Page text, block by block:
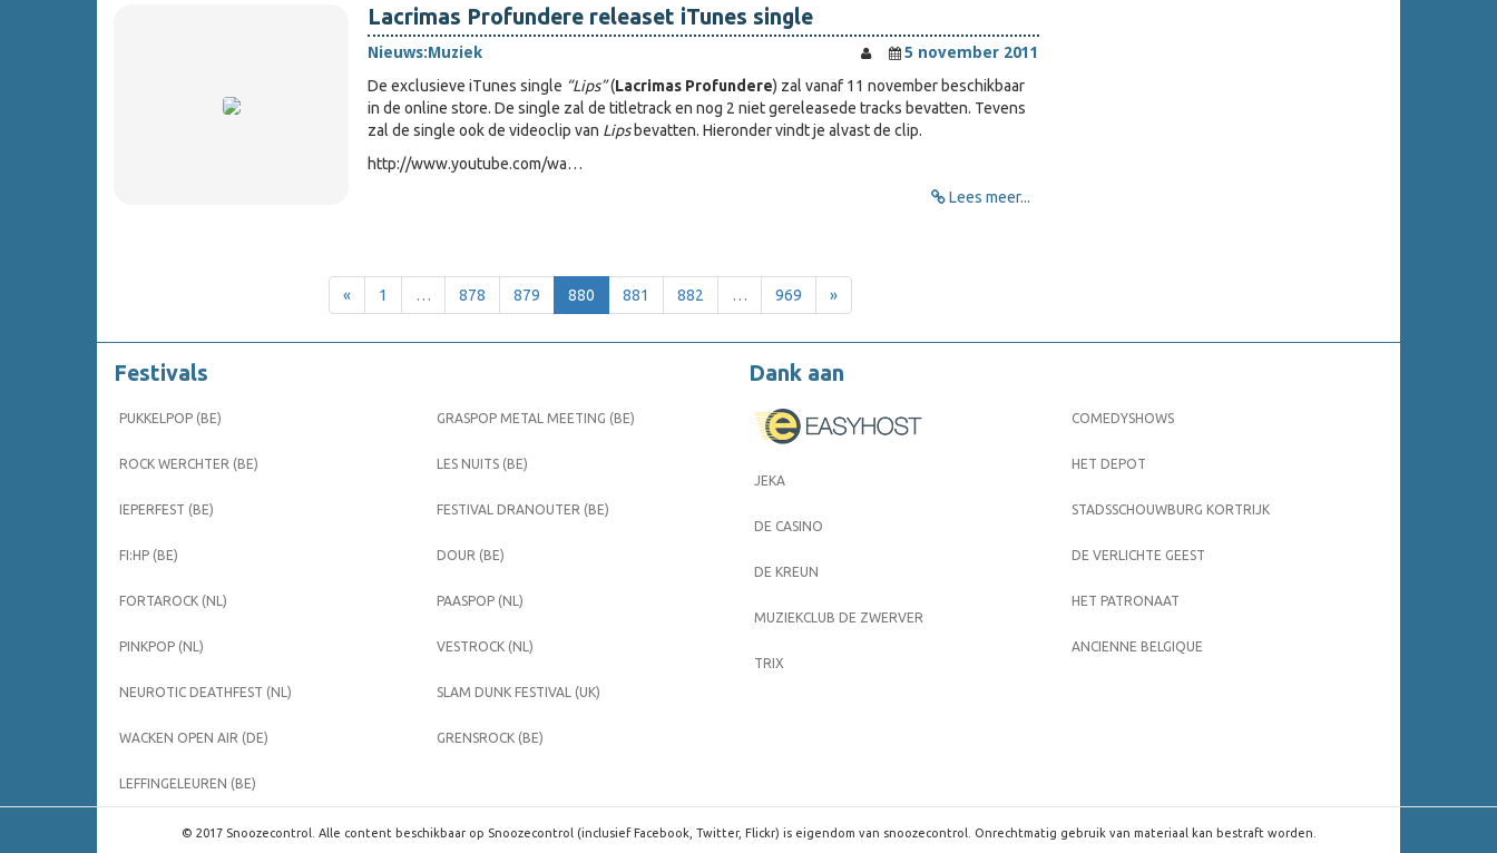
Lacrimas Profundere releaset iTunes single
Nieuws:Muziek
5 november 2011
De exclusieve iTunes single “Lips”(Lacrimas Profundere) zal vanaf 11 november beschikbaar
in de online store. De single zal de titletrack en nog 2 niet gereleasede tracks bevatten. Tevens
zal de single ook de videoclip van Lipsbevatten. Hieronder vindt je alvast de clip.
http://www.youtube.com/wa…
Lees meer...
« 1 … 878 879 880 881 882 … 969 »
Festivals
PUKKELPOP (BE)
ROCK WERCHTER (BE)
IEPERFEST (BE)
FI:HP (BE)
FORTAROCK (NL)
PINKPOP (NL)
NEUROTIC DEATHFEST (NL)
WACKEN OPEN AIR (DE)
LEFFINGELEUREN (BE)
GRASPOP METAL MEETING (BE)
LES NUITS (BE)
FESTIVAL DRANOUTER (BE)
DOUR (BE)
PAASPOP (NL)
VESTROCK (NL)
SLAM DUNK FESTIVAL (UK)
GRENSROCK (BE)
Dank aan
JEKA
DE CASINO
DE KREUN
MUZIEKCLUB DE ZWERVER
TRIX
COMEDYSHOWS
HET DEPOT
STADSSCHOUWBURG KORTRIJK
DE VERLICHTE GEEST
HET PATRONAAT
ANCIENNE BELGIQUE
© 2017 Snoozecontrol. Alle content beschikbaar op Snoozecontrol (inclusief Facebook, Twitter, Flickr) is eigendom van snoozecontrol. Onrechtmatig gebruik van materiaal kan bestraft worden.